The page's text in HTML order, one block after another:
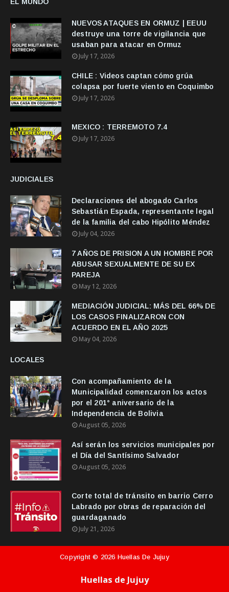
NUEVOS ATAQUES EN ORMUZ | EEUU
destruye una torre de vigilancia que
usaban para atacar en Ormuz
July 17, 2026
CHILE : Videos captan cómo grúa
colapsa por fuerte viento en Coquimbo
July 17, 2026
MEXICO : TERREMOTO 7.4
July 17, 2026
JUDICIALES
Declaraciones del abogado Carlos
Sebastián Espada, representante legal
de la familia del cabo Hipólito Méndez
July 04, 2026
7 AÑOS DE PRISION A UN HOMBRE POR
ABUSAR SEXUALMENTE DE SU EX
PAREJA
May 12, 2026
MEDIACIÓN JUDICIAL: MÁS DEL 66% DE
LOS CASOS FINALIZARON CON
ACUERDO EN EL AÑO 2025
May 04, 2026
LOCALES
Con acompañamiento de la
Municipalidad comenzaron los actos
por el 201° aniversario de la
Independencia de Bolivia
August 05, 2026
Así serán los servicios municipales por
el Día del Santísimo Salvador
August 05, 2026
Corte total de tránsito en barrio Cerro
Labrado por obras de reparación del
guardaganado
July 21, 2026
Copyright © 2026 Huellas De Jujuy
Huellas de Jujuy